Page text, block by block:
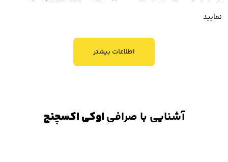
کرده است و از این منظر در میان محدود صرافی های ایرانی است که
نمایید
اطلاعات بیشتر
آشنایی با صرافیاوکی اکسچنج